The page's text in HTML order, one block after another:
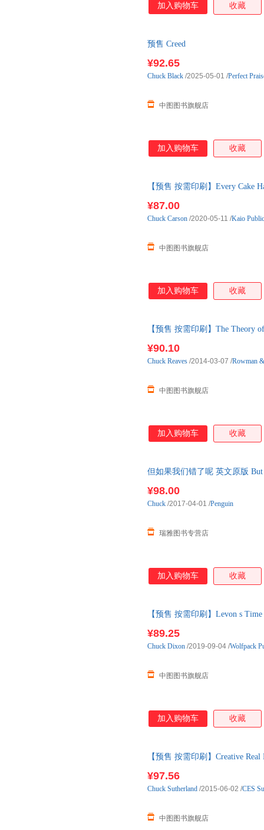
加入购物车 收藏
预售 Creed
¥92.65
中图图书旗舰店
Chuck Black /2025-05-01 /Perfect
加入购物车 收藏
【预售 按需印刷】Every Cake
¥87.00
中图图书旗舰店
Chuck Carson /2020-05-11 /Kaio
加入购物车 收藏
【预售 按需印刷】The Theory
¥90.10
中图图书旗舰店
Chuck Reaves /2014-03-07 /Rowman
加入购物车 收藏
但如果我们错了呢 英文原版
¥98.00
瑞雅图书专营店
Chuck /2017-04-01 /Penguin
加入购物车 收藏
【预售 按需印刷】Levon s Time
¥89.25
中图图书旗舰店
Chuck Dixon /2019-09-04 /Wolfpack
加入购物车 收藏
【预售 按需印刷】Creative
¥97.56
中图图书旗舰店
Chuck Sutherland /2015-06-02 /CES